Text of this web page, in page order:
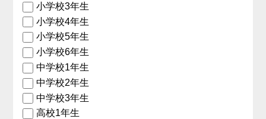
小学校3年生
小学校4年生
小学校5年生
小学校6年生
中学校1年生
中学校2年生
中学校3年生
高校1年生